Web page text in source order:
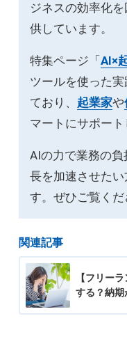
ジネスの効率化
供しています。
特集ページ「 AI×
ツールを使った
ており、 起業家や
マートにサポート
AIの力で業務の
長を加速させた
す。ぜひご覧くだ
関連記事
【フリー
する？納期